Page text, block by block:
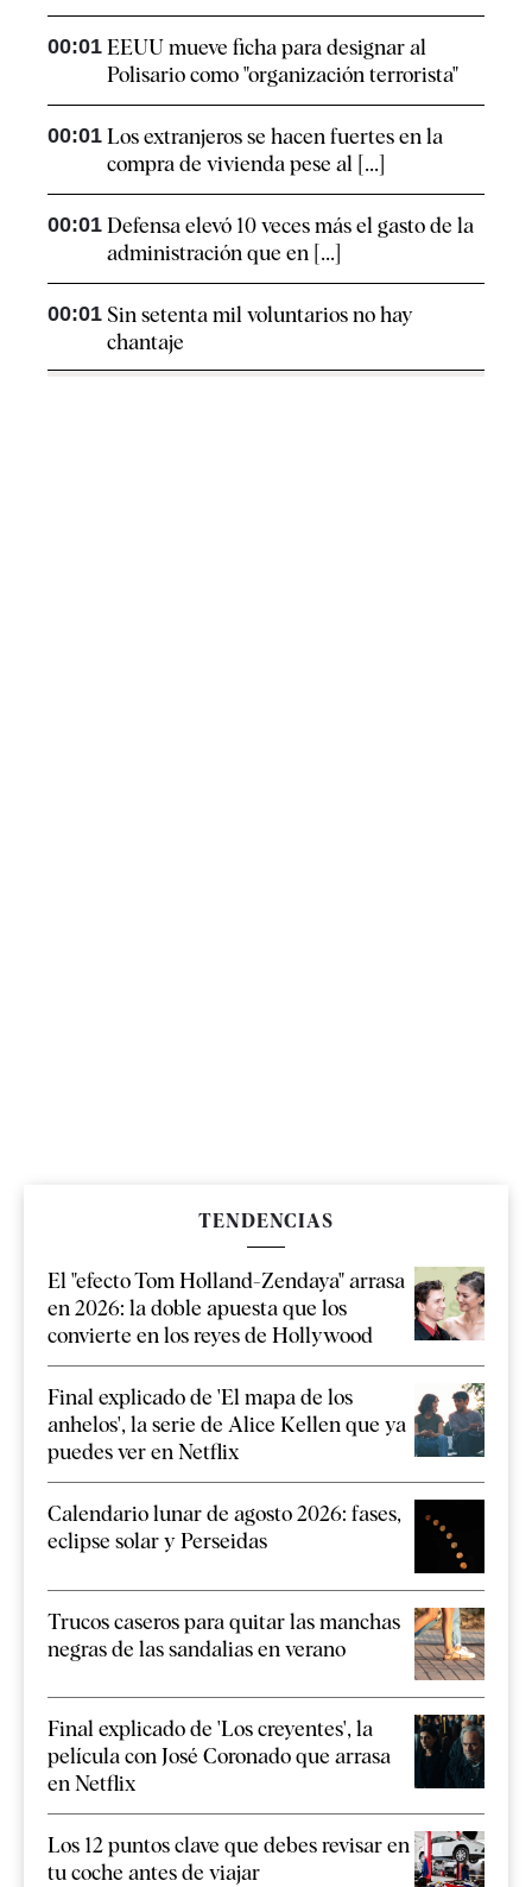
00:01 EEUU mueve ficha para designar al
Polisario como "organización terrorista"
00:01 Los extranjeros se hacen fuertes en la
compra de vivienda pese al [...]
00:01 Defensa elevó 10 veces más el gasto de la
administración que en [...]
00:01 Sin setenta mil voluntarios no hay
chantaje
TENDENCIAS
El "efecto Tom Holland-Zendaya" arrasa
en 2026: la doble apuesta que los
convierte en los reyes de Hollywood
Final explicado de 'El mapa de los
anhelos', la serie de Alice Kellen que ya
puedes ver en Netflix
Calendario lunar de agosto 2026: fases,
eclipse solar y Perseidas
Trucos caseros para quitar las manchas
negras de las sandalias en verano
Final explicado de 'Los creyentes', la
película con José Coronado que arrasa
en Netflix
Los 12 puntos clave que debes revisar en
tu coche antes de viajar